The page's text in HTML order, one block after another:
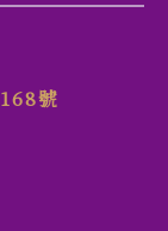
168號